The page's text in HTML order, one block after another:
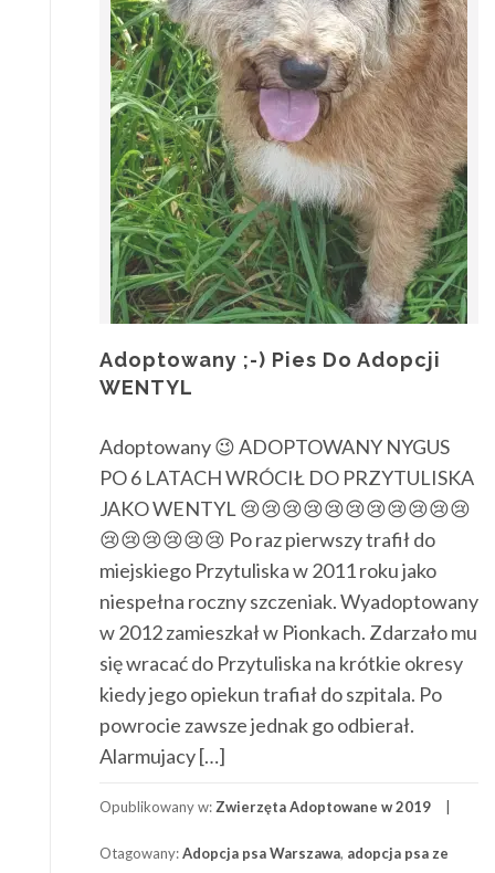
Adoptowany ;-) Pies Do Adopcji
WENTYL
Adoptowany 😉 ADOPTOWANY NYGUS
PO 6 LATACH WRÓCIŁ DO PRZYTULISKA
JAKO WENTYL 😢😢😢😢😢😢😢😢😢😢😢
😢😢😢😢😢😢 Po raz pierwszy trafił do
miejskiego Przytuliska w 2011 roku jako
niespełna roczny szczeniak. Wyadoptowany
w 2012 zamieszkał w Pionkach. Zdarzało mu
się wracać do Przytuliska na krótkie okresy
kiedy jego opiekun trafiał do szpitala. Po
powrocie zawsze jednak go odbierał.
Alarmujacy […]
Opublikowany w: Zwierzęta Adoptowane w 2019
Otagowany:Adopcja psa Warszawa, adopcja psa ze